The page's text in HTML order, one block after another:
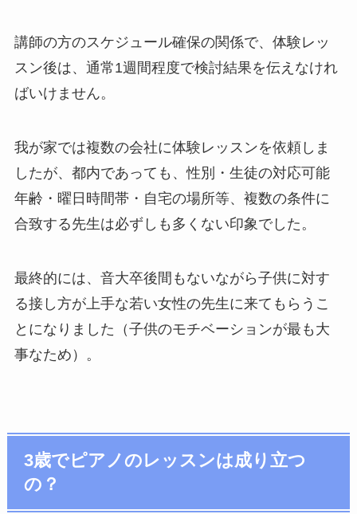
講師の方のスケジュール確保の関係で、体験レッ
スン後は、通常1週間程度で検討結果を伝えなけれ
ばいけません。
我が家では複数の会社に体験レッスンを依頼しま
したが、都内であっても、性別・生徒の対応可能
年齢・曜日時間帯・自宅の場所等、複数の条件に
合致する先生は必ずしも多くない印象でした。
最終的には、音大卒後間もないながら子供に対す
る接し方が上手な若い女性の先生に来てもらうこ
とになりました（子供のモチベーションが最も大
事なため）。
3歳でピアノのレッスンは成り立つ
の？